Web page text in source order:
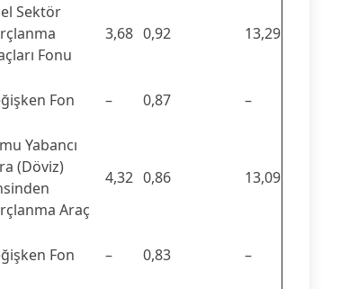
Sektör
Fonu
3,68 0,92 13,29
Fon – 0,87 –
Yabancı
(Döviz)
Araç
4,32 0,86 13,09
Fon – 0,83 –